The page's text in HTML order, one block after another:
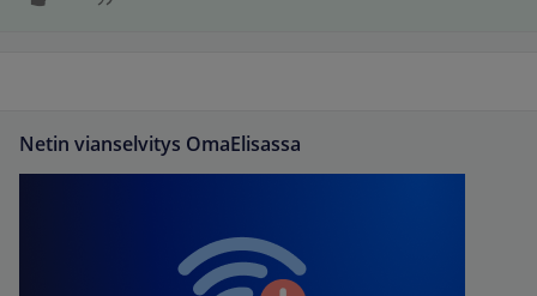
Netin vianselvitys OmaElisassa